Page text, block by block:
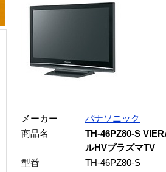
メーカー
パナソニック
商品名
TH-46PZ80-S
ルHVプラズマTV
型番
TH-46PZ80-S